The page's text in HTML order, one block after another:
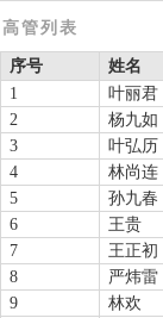
高管列表
序号 姓名
1
叶丽君
2
杨九如
3
叶弘历
4
林尚连
5
孙九春
6
王贵
7
王正初
8
严炜雷
9
林欢